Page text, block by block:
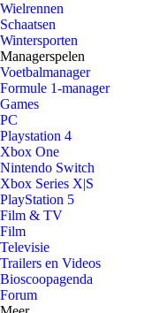
Wielrennen
Schaatsen
Wintersporten
Managerspelen
Voetbalmanager
Formule 1-manager
Games
PC
Playstation 4
Xbox One
Nintendo Switch
Xbox Series X|S
PlayStation 5
Film & TV
Film
Televisie
Trailers en Videos
Bioscoopagenda
Forum